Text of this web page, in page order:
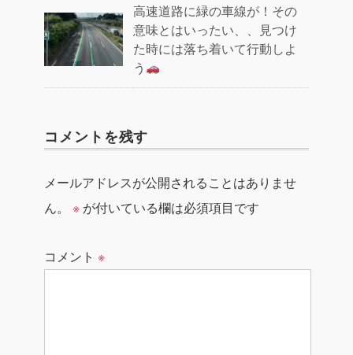
高速道路に緑の車線が！その
意味とはいったい、、見つけ
た時には落ち着いて行動しよ
う
コメントを残す
メールアドレスが公開されることはありませ
ん。
※ が付いている欄は必須項目です
コメント ※